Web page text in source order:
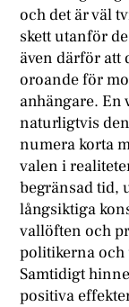
och det är väl
skett utanför
även därför att
oroande för
anhängare.
naturligtvis
numera korta
valen i
begränsad tid,
långsiktiga
vallöften och
politikerna och
Samtidigt
positiva